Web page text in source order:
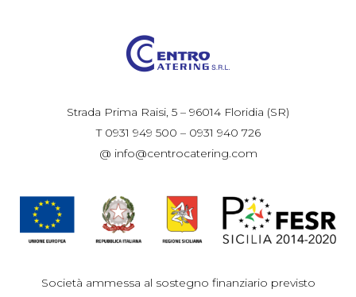
Strada Prima Raisi, 5 – 96014 Floridia (SR)
T 0931 949 500 – 0931 940 726
@ info@centrocatering.com
Società ammessa al sostegno finanziario previsto